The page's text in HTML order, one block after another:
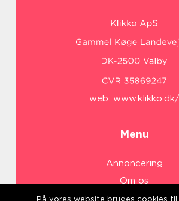
web: www.klikko.dk/
Menu
Annoncering
Om os
Cookies
På vores website bruges cookies til